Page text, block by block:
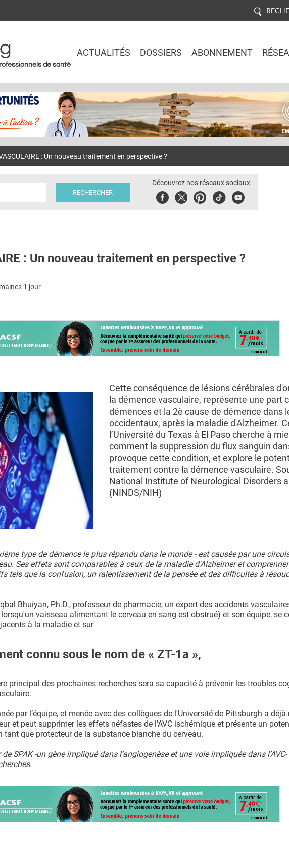
de santé
ACTUALITÉS DOSSIERS ABONNEMENT
: Un nouveau traitement en perspective ?
Découvrez nos réseaux sociaux
FacebookTwitterPinterest
TiktokYoubute
: Un nouveau traitement en perspective ?
1 jour
Cette conséquence de lésions cérébrales
la démence vasculaire, représente une part
démences et la 2è cause de démence dans
occidentaux, après la maladie d'Alzheimer.
l’Université du Texas à El Paso cherche à
comment la suppression du flux sanguin
provoque cette condition, et explore le
traitement contre la démence vasculaire.
National Institute of Neurological Disorders
(NINDS/NIH)
type de démence le plus répandu dans le monde - est causée par une
Ses effets sont comparables à ceux de la maladie d'Alzheimer et
tels que la confusion, un ralentissement de la pensée et des difficultés à
Bhuiyan, Ph.D., professeur de pharmacie, un expert des accidents
vaisseau alimentant le cerveau en sang est obstrué) et son équipe, se
à la maladie et sur
connu sous le nom de « ZT-1a »,
principal des prochaines recherches sera sa capacité à prévenir les troubles
par l’équipe, et menée avec des collègues de l'Université de Pittsburgh a déjà
et peut supprimer les effets néfastes de l'AVC ischémique et présente un
tant que protecteur de la substance blanche du cerveau.
SPAK -un gène impliqué dans l’angiogenèse et une voie impliquée dans